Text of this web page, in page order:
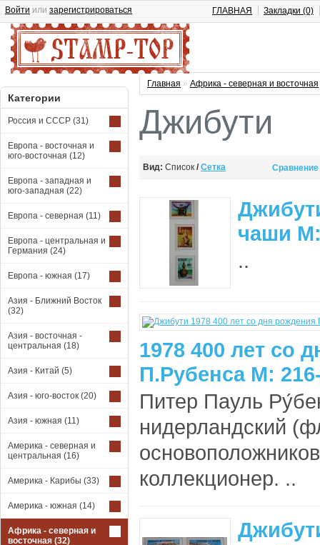
Войти или зарегистрироваться ГЛАВНАЯ Закладки (0)
Категории
Россия и СССР (31)
Европа - восточная и
юго-восточная (12)
Европа - западная и
юго-западная (22)
Европа - северная (11)
Европа - центральная и
Германия (24)
Европа - южная (17)
Азия - Ближний Восток
(32)
Азия - восточная -
центральная (18)
Азия - Китай (5)
Азия - юго-восток (20)
Азия - южная (11)
Америка - северная и
центральная (16)
Америка - Карибы (33)
Америка - южная (14)
Африка - северная и
восточная (32)
Главная » Африка - северная и восточная
Джибути
Вид: Список / Сетка Сравнение
чаши М:
..
1978 400 лет со
П.Рубенса М:
Питер Пауль
нидерландский
коллекционер. ..